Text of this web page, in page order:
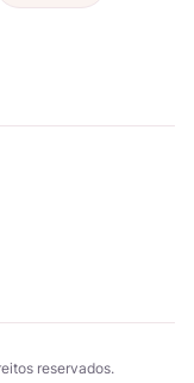
reservados.